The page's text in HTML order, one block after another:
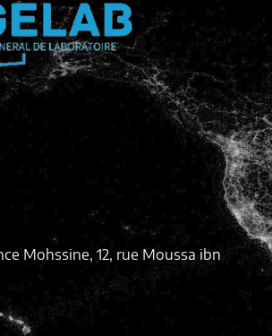
Mohssine, 12, rue Moussa ibn